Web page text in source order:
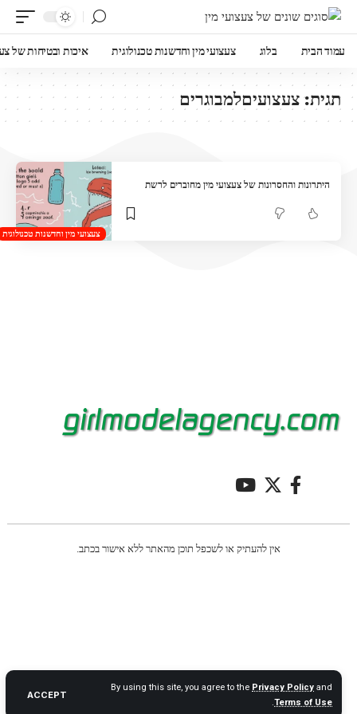
By using this site, you agree to thePrivacy Policyand
Terms of Use
.
ACCEPT
עמוד הבית בלוג צעצועי מין וחדשנות טכנולוגית איכות ובטיחות של
תגית:צעצועיםלמבוגרים
צעצועי מין וחדשנות טכנולוגית
היתרונות והחסרונות של צעצועי מין מחוברים לרשת
אין להעתיק או לשכפל תוכן מהאתר ללא אישור בכתב.